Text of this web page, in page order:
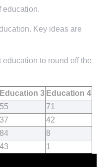
education.
Key ideas are
to round off the
Education 3 Education 4
55
71
37
42
84
8
43 1